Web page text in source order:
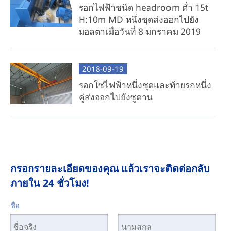
รอกไฟฟ้าชนิด headroom ต่ำ 15t
H:10m MD หนึ่งชุดส่งออกไปยัง
มอลตาเมื่อวันที่ 8 มกราคม 2019
2018-09-19
รอกโซ่ไฟฟ้าหนึ่งชุดและท้ายรถหนึ่ง
คู่ส่งออกไปยังซูดาน
กรอกรายละเอียดของคุณ แล้วเราจะติดต่อกลับ
ภายใน 24 ชั่วโมง!
ชื่อ